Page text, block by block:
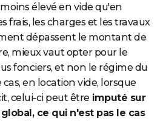
élevé en vide qu'en
frais, les charges et les travaux
dépassent le montant de
mieux vaut opter pour le
fonciers, et non le régime du
en location vide, lorsque
celui-ci peut être imputé sur
ce qui n'est pas le cas